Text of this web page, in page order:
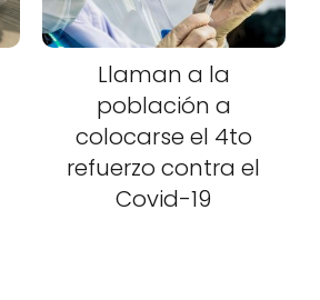
Llaman a la
población a
colocarse el 4to
refuerzo contra el
Covid-19